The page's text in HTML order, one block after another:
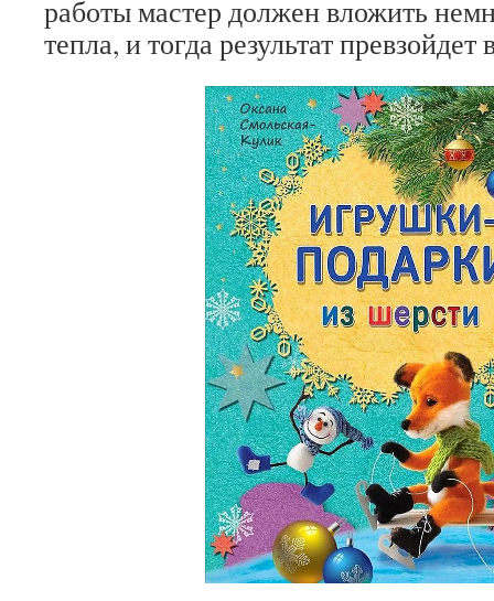
работы мастер должен вложить
тепла, и тогда результат